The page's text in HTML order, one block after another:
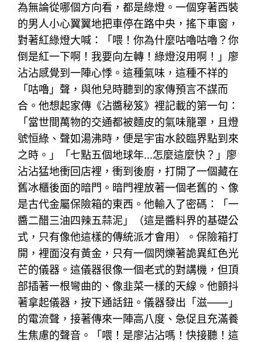
為無論從哪個方向看，都是綠燈。一個穿著西裝
的男人小心翼翼地把車停在路中央，搖下車窗，
對著紅綠燈大喊：「喂！你為什麼咕嚕咕嚕？你
倒是紅一下啊！我要向左轉！綠燈沒用啊！」廖
沾沾感覺到一陣心悸。這種氣味，這種不祥的
「咕嚕」聲，與他兒時聽到的家傳預言不謀而
合。他想起家傳《沾醬秘笈》裡記載的第一句：
「當世間萬物的交通都被麵皮的氣味籠罩，且燈
號恒綠、聲如湯沸時，便是宇宙水餃臨界點到來
之時。」「七點五個地球年…怎麼這麼快？」廖
沾沾猛地衝回店裡，衝到後廚，打開了一個藏在
舊冰櫃後面的暗門。暗門裡放著一個老舊的、像
是古代金屬保險箱的東西。他輸入了密碼：「一
醬二醋三油四辣五蒜泥」（這是醬料界的基礎公
式，只有像他這樣的傳統派才會用）。保險箱打
開，裡面沒有黃金，只有一個閃爍著詭異紅色光
芒的儀器。這儀器很像一個老式的對講機，但頂
部插著一根彎曲的、像韭菜一樣的天線。他顫抖
著拿起儀器，按下通話鈕。儀器發出「滋——」
的電流聲，接著傳來一陣高八度、急促且充滿養
生焦慮的聲音。「喂！是廖沾沾嗎！快接聽！這